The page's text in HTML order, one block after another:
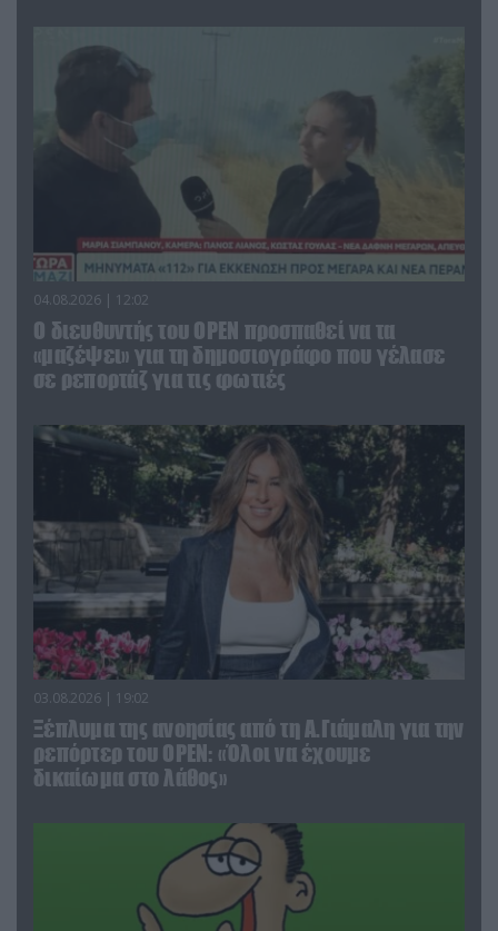
04.08.2026 | 12:02
O διευθυντής του OPEN προσπαθεί να τα
«μαζέψει» για τη δημοσιογράφο που γέλασε
σε ρεπορτάζ για τις φωτιές
03.08.2026 | 19:02
Ξέπλυμα της ανοησίας από τη Α.Γιάμαλη για την
ρεπόρτερ του ΟΡΕΝ: «Όλοι να έχουμε
δικαίωμα στο λάθος»